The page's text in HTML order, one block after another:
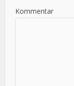
Kommentar